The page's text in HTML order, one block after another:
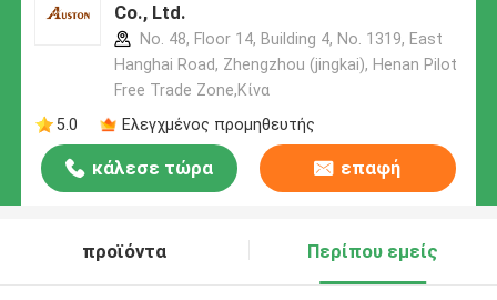
Co., Ltd.
No. 48, Floor 14, Building 4, No. 1319, East
Hanghai Road, Zhengzhou (jingkai), Henan Pilot
Free Trade Zone,Κίνα
5.0
Ελεγχμένος προμηθευτής
κάλεσε τώρα επαφή
προϊόντα Περίπου εμείς